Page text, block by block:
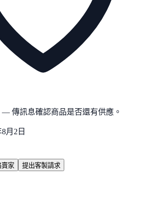
— 傳訊息確認商品是否還有供應。
月2日
賣家 提出客製請求